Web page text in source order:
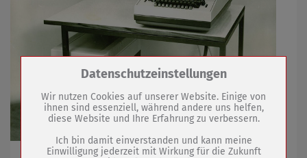
Zum Betrieb der Seite notwendige Cookies /
Name
PHP Session Cookie
Anbieter
Eigentümer dieser Website (Wenko-
Wenselaar GmbH & Co. KG)
Datenschutzeinstellungen
Wir nutzen Cookies auf unserer Website. Einige von
ihnen sind essenziell, während andere uns helfen,
diese Website und Ihre Erfahrung zu verbessern.
Ich bin damit einverstanden und kann meine
Einwilligung jederzeit mit Wirkung für die Zukunft